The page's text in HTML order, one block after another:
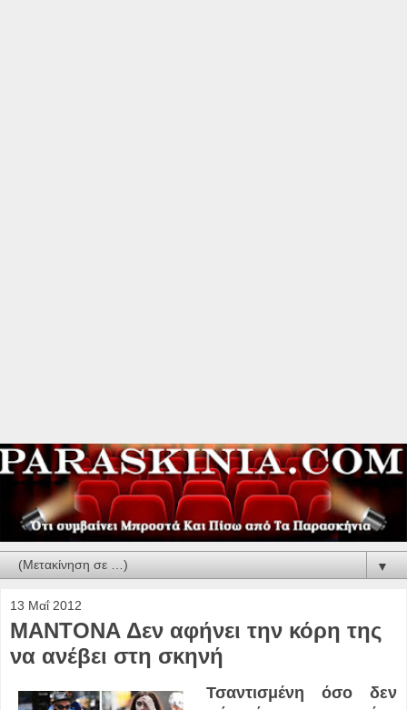
▼
13 Μαΐ 2012
ΜΑΝΤΟΝΑ Δεν αφήνει την κόρη της
να ανέβει στη σκηνή
Τσαντισμένη όσο δεν